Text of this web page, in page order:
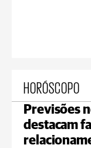
HORÓSCOPO
Previsões
destacam